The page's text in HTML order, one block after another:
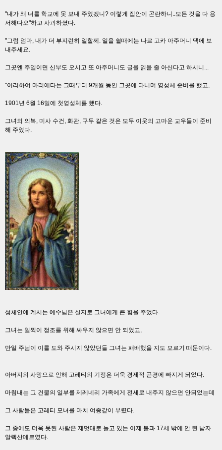
"내가 왜 너를 학교에 못 보내 주었겠니? 이렇게 집안이 곤란하니..모든 것을 다 용
서해다오"하고 사과하셨다.
"그럼 엄마, 내가 더 부지런히 일할께. 일을 쉴때에는 나르 고카 아주머니 댁에 보
내주세요.
그곳엔 주일이면 신부도 오시고 또 아주머니도 글을 읽을 줄 아신다고 하시니...
"이리하여 마리에타는 그때부터 9개월 동안 그곳에 다니며 영성체 준비를 했고,
1901년 6월 16일에 첫영성체를 했다.
그녀의 의복, 미사 수건, 화관, 구두 같은 것은 모두 이웃의 고마운 교우들이 준비
해 주었다.
성체안에 계시는 예수님은 실지로 그녀에게 큰 힘을 주었다.
그녀는 일찍이 정조를 위해 싸우지 않으면 안 되었고,
만일 주님이 이를 도와 주시지 않았던들 그녀는 패배했을 지도 모르기 때문이다.
아버지의 사망으로 인해 고레티의 기정은 더욱 경제적 곤경에 빠지게 되었다.
마침내는 그 건물의 일부를 제레네리 가족에게 전세로 내주지 않으면 안되었는데
그 사람들은 고레티 모녀를 마치 여종같이 부렸다.
그 중에도 더욱 못된 사람은 제멋대로 놀고 있는 이제 불과 17세 밖에 안 된 남자
알렉산데르였다.